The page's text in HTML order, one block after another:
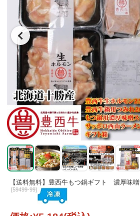
【送料無料】豊西牛もつ鍋ギフト 濃厚味噌
[59499-99]